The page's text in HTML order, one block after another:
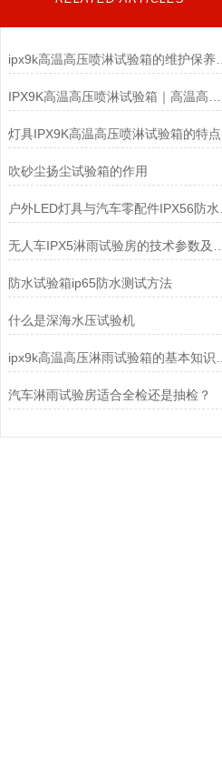
ipx9k高温高压喷淋试验箱的维护保养你了解多少？
灯具IPX9K高温高压喷淋试验箱的特点
吹砂尘扬尘试验箱的作用
防水试验箱ip65防水测试方法
什么是深海水压试验机
汽车淋雨试验房适合全检还是抽检？